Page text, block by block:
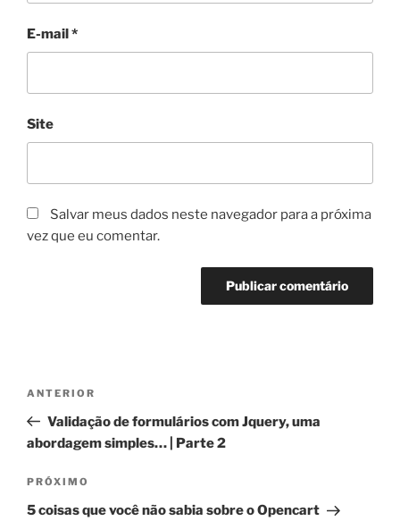
E-mail*
Site
Salvar meus dados neste navegador para a próxima
vez que eu comentar.
Post
Post
anterior
ANTERIOR
Validação de formulários com Jquery, uma
abordagem simples… | Parte 2
Próximo
post
PRÓXIMO
5 coisas que você não sabia sobre o Opencart